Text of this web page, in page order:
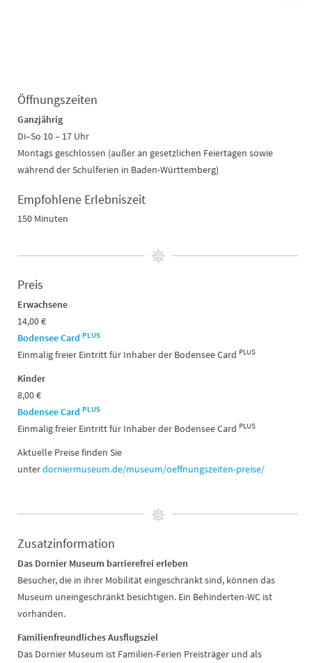
Öffnungszeiten
Ganzjährig
Di–So 10 – 17 Uhr
Montags geschlossen (außer an gesetzlichen Feiertagen sowie
während der Schulferien in Baden-Württemberg)
Empfohlene Erlebniszeit
150 Minuten
Preis
Erwachsene
14,00 €
Bodensee Card PLUS
Einmalig freier Eintritt für Inhaber der Bodensee Card PLUS
Kinder
8,00 €
Bodensee Card PLUS
Einmalig freier Eintritt für Inhaber der Bodensee Card PLUS
Aktuelle Preise finden Sie
unterdorniermuseum.de/museum/oeffnungszeiten-preise/
Zusatzinformation
Das Dornier Museum barrierefrei erleben
Besucher, die in ihrer Mobilität eingeschränkt sind, können das
Museum uneingeschränkt besichtigen. Ein Behinderten-WC ist
vorhanden.
Familienfreundliches Ausflugsziel
Das Dornier Museum ist Familien-Ferien Preisträger und als